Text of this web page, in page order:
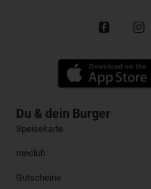
Du & dein Burger
Speisekarte
meclub
Gutscheine